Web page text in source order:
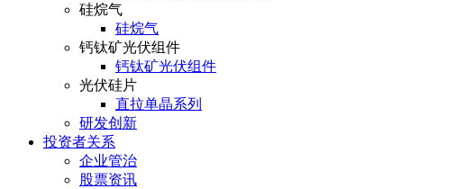
硅烷气
硅烷气
钙钛矿光伏组件
钙钛矿光伏组件
光伏硅片
直拉单晶系列
研发创新
投资者关系
企业管治
股票资讯